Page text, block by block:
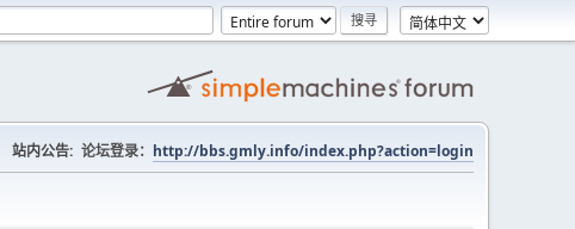
站内公告: 论坛登录： http://bbs.gmly.info/index.php?action=login